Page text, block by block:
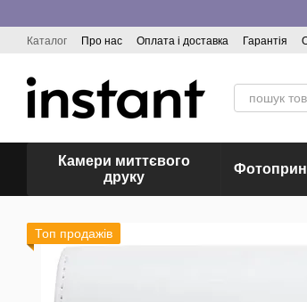
Каталог Про нас Оплата і доставка Гарантія
Камери миттєвого
друку
Топ продажів